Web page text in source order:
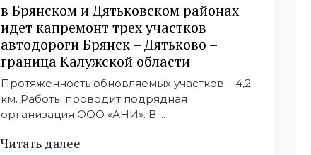
в Брянском и Дятьковском районах
идет капремонт трех участков
автодороги Брянск – Дятьково –
граница Калужской области
Протяженность обновляемых участков – 4,2
км. Работы проводит подрядная
организация ООО «АНИ». В ...
Читать далее